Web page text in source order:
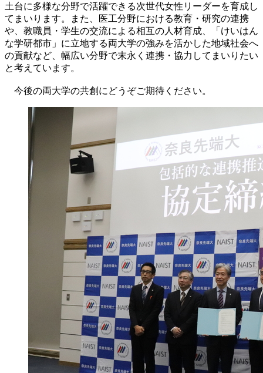
土台に多様な分野で活躍できる次世代女性リーダーを育成し
てまいります。また、医工分野における教育・研究の連携
や、教職員・学生の交流による相互の人材育成、「けいはん
な学研都市」に立地する両大学の強みを活かした地域社会へ
の貢献など、幅広い分野で末永く連携・協力してまいりたい
と考えています。
今後の両大学の共創にどうぞご期待ください。